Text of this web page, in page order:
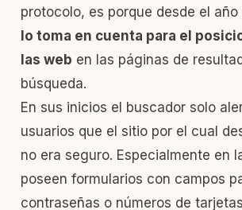
protocolo, es porque desde el año
lo toma en cuenta para el
las web en las páginas de
búsqueda.
En sus inicios el buscador solo
usuarios que el sitio por el cual
no era seguro. Especialmente en
poseen formularios con campos
contraseñas o números de